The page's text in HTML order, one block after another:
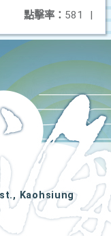
點擊率： 581 |
Kaohsiung